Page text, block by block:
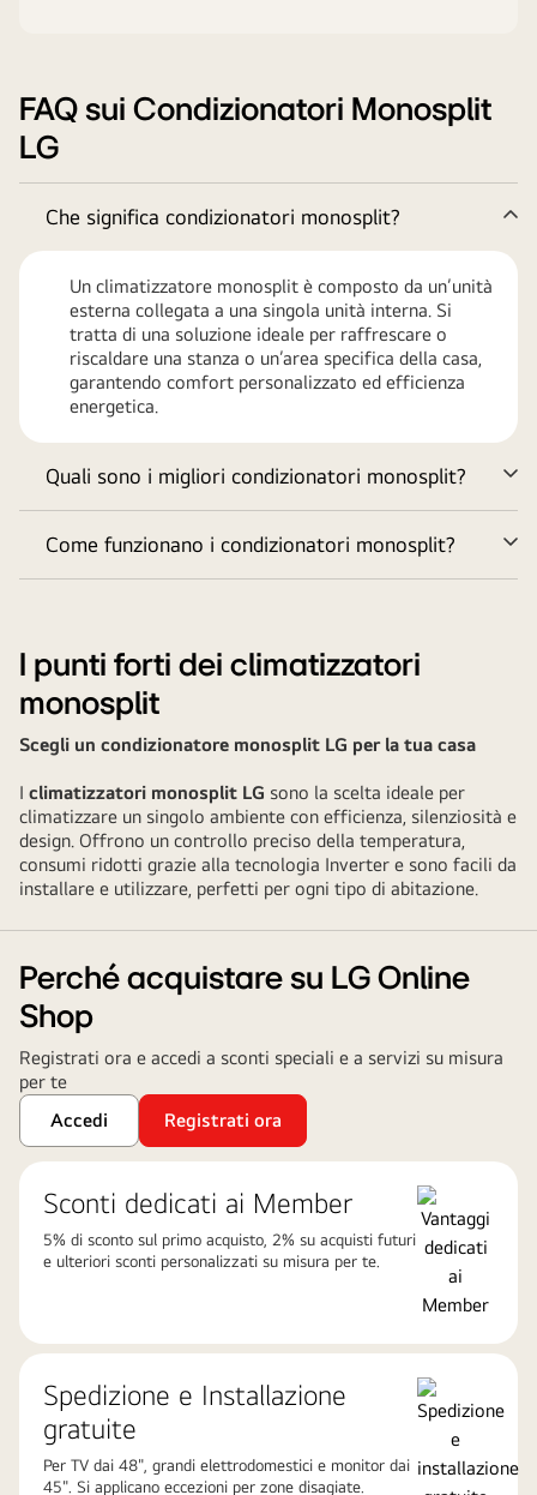
FAQ sui Condizionatori Monosplit
LG
Che significa condizionatori monosplit?
Un climatizzatore monosplit è composto da un’unità
esterna collegata a una singola unità interna. Si
tratta di una soluzione ideale per raffrescare o
riscaldare una stanza o un’area specifica della casa,
garantendo comfort personalizzato ed efficienza
energetica.
Quali sono i migliori condizionatori monosplit?
Come funzionano i condizionatori monosplit?
I punti forti dei climatizzatori
monosplit
Scegli un condizionatore monosplit LG per la tua casa
I climatizzatori monosplit LG sono la scelta ideale per
climatizzare un singolo ambiente con efficienza, silenziosità e
design. Offrono un controllo preciso della temperatura,
consumi ridotti grazie alla tecnologia Inverter e sono facili da
installare e utilizzare, perfetti per ogni tipo di abitazione.
Perché acquistare su LG Online
Shop
Registrati ora e accedi a sconti speciali e a servizi su misura
per te
Accedi
Registrati ora
Sconti dedicati ai Member
5% di sconto sul primo acquisto, 2% su acquisti futuri
e ulteriori sconti personalizzati su misura per te.
Spedizione e Installazione
gratuite
Per TV dai 48", grandi elettrodomestici e monitor dai
45". Si applicano eccezioni per zone disagiate.